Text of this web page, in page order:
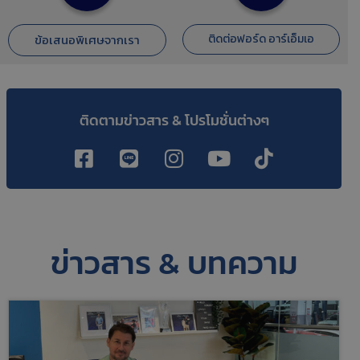
ข้อเสนอพิเศษจากเรา​ ติดต่อฟอร์ด อาร์เอ็มเอ
ติดตามข่าวสาร & โปรโมชั่นต่างๆ
ข่าวสาร & บทความ